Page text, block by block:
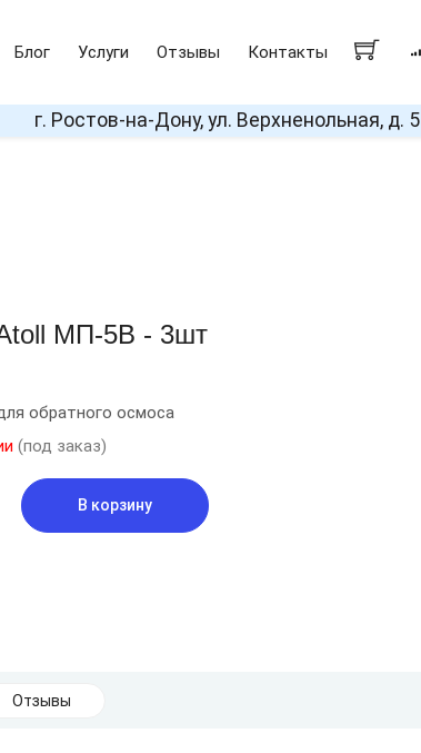
Блог Услуги Отзывы Контакты
г. Ростов-на-Дону, ул. Верхненольная, д. 5
МП-5В - 3шт
обратного осмоса
(под заказ)
В корзину
Отзывы